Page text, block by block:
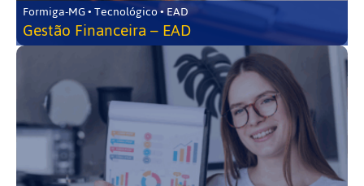
Formiga-MG • Tecnológico • EAD
Gestão Financeira – EAD